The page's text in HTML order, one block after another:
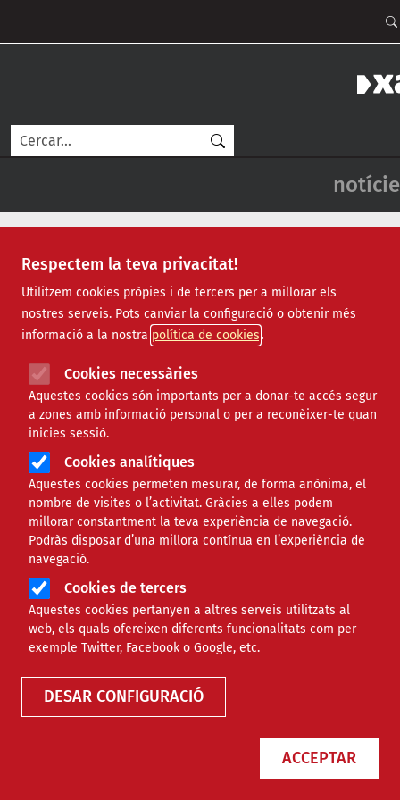
Respectem la teva privacitat!
Utilitzem cookies pròpies i de tercers per a millorar els
nostres serveis. Pots canviar la configuració o obtenir més
informació a la nostra política de cookies
Cookies necessàries
Aquestes cookies són importants per a donar-te accés segur
a zones amb informació personal o per a reconèixer-te quan
inicies sessió.
Cookies analítiques
Aquestes cookies permeten mesurar, de forma anònima, el
nombre de visites o l’activitat. Gràcies a elles podem
millorar constantment la teva experiència de navegació.
Podràs disposar d’una millora contínua en l’experiència de
navegació.
Cookies de tercers
Aquestes cookies pertanyen a altres serveis utilitzats al
web, els quals ofereixen diferents funcionalitats com per
exemple Twitter, Facebook o Google, etc.
DESAR CONFIGURACIÓ
ACCEPTAR
Cerca
-->
Si no visualitzes correctament el butlletí clica aquest
Dimecres, 7 d'agost de 2019 - Num. 332
Premi Medi Ambient 2019
El Departament de Territori i Sostenibilitat convoca el
Medi Ambient per reconèixer la tasca de persones
jurídiques a favor del medi ambient.
Últimes convocatòries
Subvencions per l'arranjament i adequació de
de Barcelona 2019
L'Ajuntament de Barcelona convoca subvencions
de les entitats juvenils de la ciutat compleixin les